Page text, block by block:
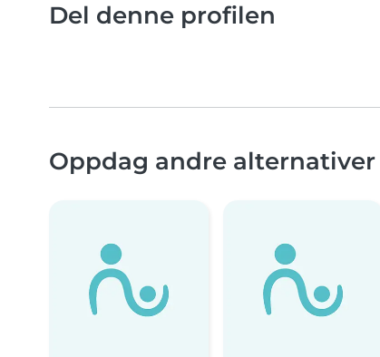
Del denne profilen
Oppdag andre